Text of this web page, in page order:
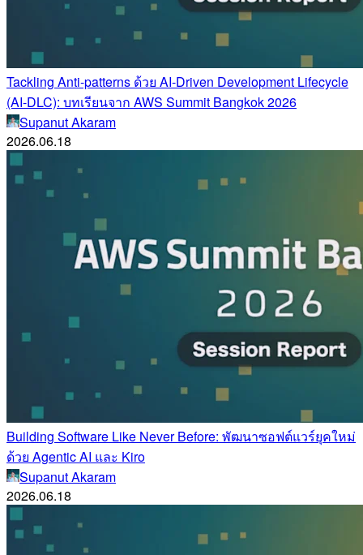
Tackling Anti-patterns ด้วย AI-Driven Development Lifecycle
(AI-DLC): บทเรียนจาก AWS Summit Bangkok 2026
Supanut Akaram
2026.06.18
Building Software Like Never Before: พัฒนาซอฟต์แวร์ยุคใหม่
ด้วย Agentic AI และ Kiro
Supanut Akaram
2026.06.18